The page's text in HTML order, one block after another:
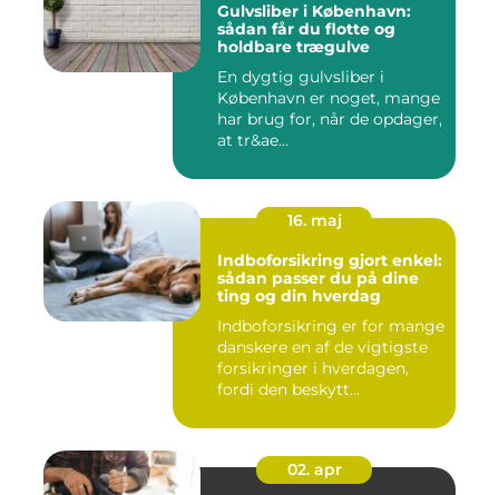
Gulvsliber i København:
sådan får du flotte og
holdbare trægulve
En dygtig gulvsliber i
København er noget, mange
har brug for, når de opdager,
at tr&ae...
16. maj
Indboforsikring gjort enkel:
sådan passer du på dine
ting og din hverdag
Indboforsikring er for mange
danskere en af de vigtigste
forsikringer i hverdagen,
fordi den beskytt...
02. apr